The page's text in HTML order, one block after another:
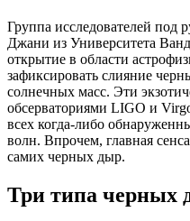
Группа исследователей под
Джани из Университета
открытие в области
зафиксировать слияние
солнечных масс. Эти
обсерваториями LIGO и
всех когда-либо
волн. Впрочем, главная
самих черных дыр.
Три типа черных